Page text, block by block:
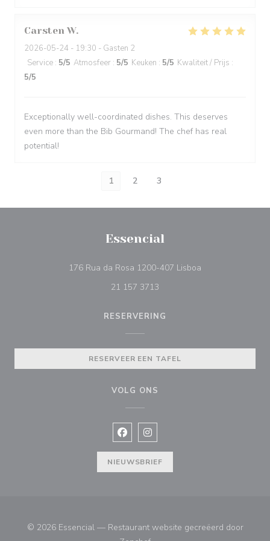
Carsten W
2026-05-24 - 19:30 - Gasten 2
Service : 5/5 Atmosfeer : 5/5 Keuken : 5/5 Kwaliteit / Prijs :
5/5
Exceptionally well-coordinated dishes. This deserves
even more than the Bib Gourmand! The chef has real
potential!
1 2 3
Essencial
176 Rua da Rosa 1200-407 Lisboa
21 157 3713
RESERVERING
RESERVEER EEN TAFEL
VOLG ONS
Facebook ((opent in een nieuw
Instagram ((opent in een
NIEUWSBRIEF
© 2026 Essencial — Restaurant website gecreëerd door